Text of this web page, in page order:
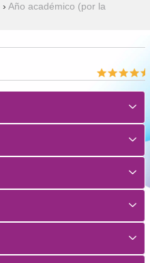
› Año académico (por la